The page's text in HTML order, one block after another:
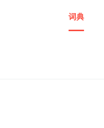
词典